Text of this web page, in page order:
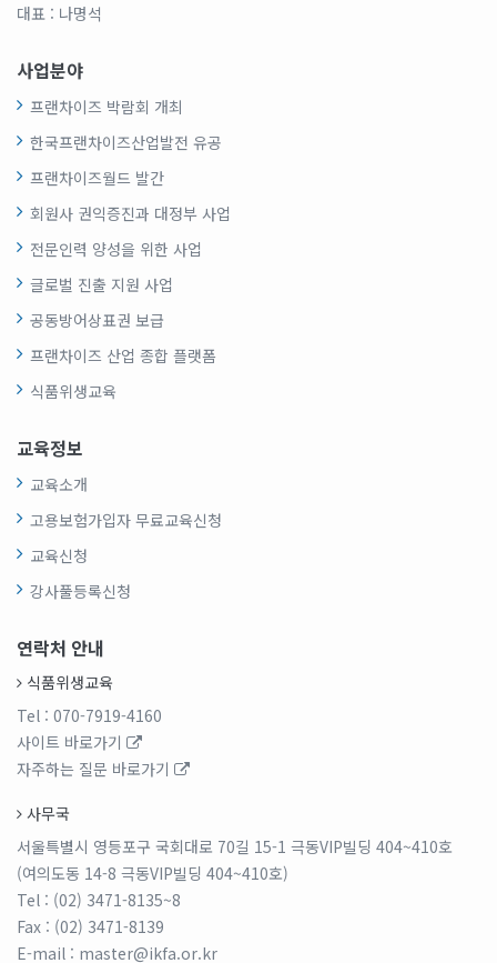
대표 : 나명석
사업분야
프랜차이즈 박람회 개최
한국프랜차이즈산업발전 유공
프랜차이즈월드 발간
회원사 권익증진과 대정부 사업
전문인력 양성을 위한 사업
글로벌 진출 지원 사업
공동방어상표권 보급
프랜차이즈 산업 종합 플랫폼
식품위생교육
교육정보
교육소개
고용보험가입자 무료교육신청
교육신청
강사풀등록신청
연락처 안내
식품위생교육
Tel : 070-7919-4160
사이트 바로가기
자주하는 질문 바로가기
사무국
서울특별시 영등포구 국회대로 70길 15-1 극동VIP빌딩 404~410호
(여의도동 14-8 극동VIP빌딩 404~410호)
Tel : (02) 3471-8135~8
Fax : (02) 3471-8139
E-mail : master@ikfa.or.kr